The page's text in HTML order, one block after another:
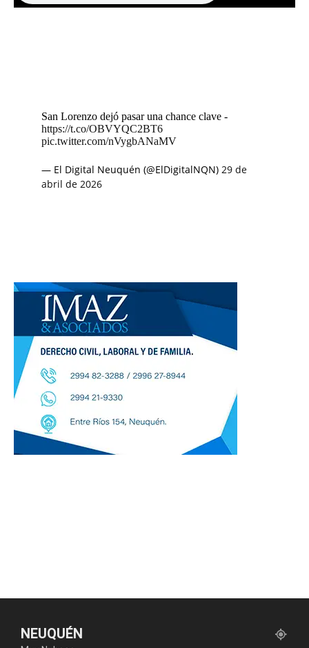
San Lorenzo dejó pasar una chance clave -
https://t.co/OBVYQC2BT6
pic.twitter.com/nVygbANaMV
— El Digital Neuquén (@ElDigitalNQN) 29 de
abril de 2026
NEUQUÉN